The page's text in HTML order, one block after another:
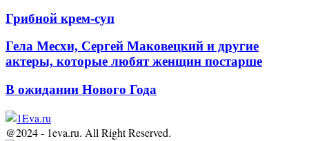
Грибной крем-суп
Гела Месхи, Сергей Маковецкий и другие
актеры, которые любят женщин постарше
В ожидании Нового Года
@2024 - 1eva.ru. All Right Reserved.